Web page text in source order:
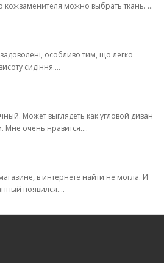
кожзаменителя можно выбрать ткань. ...
особливо тим, що легко
сидіння....
Может выглядеть как угловой диван
Мне очень нравится....
в интернете найти не могла. И
появился....